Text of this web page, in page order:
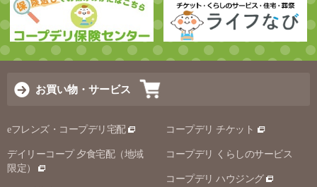
お買い物・サービス
eフレンズ・コープデリ宅配
デイリーコープ 夕食宅配（地域
限定）
コープデリ チケット
コープデリ くらしのサービス
コープデリ ハウジング